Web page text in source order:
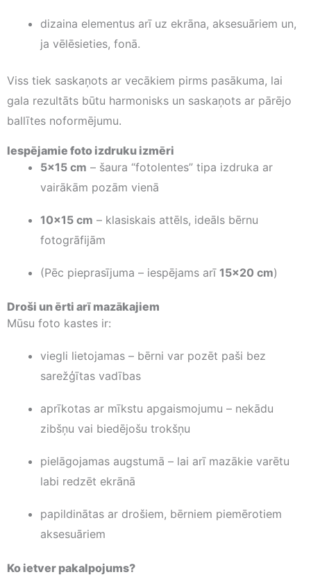
dizaina elementus arī uz ekrāna, aksesuāriem un,
ja vēlēsieties, fonā.
Viss tiek saskaņots ar vecākiem pirms pasākuma, lai
gala rezultāts būtu harmonisks un saskaņots ar pārējo
ballītes noformējumu.
Iespējamie foto izdruku izmēri
5×15 cm – šaura “fotolentes” tipa izdruka ar
vairākām pozām vienā
10×15 cm – klasiskais attēls, ideāls bērnu
fotogrāfijām
(Pēc pieprasījuma – iespējams arī 15×20 cm)
Droši un ērti arī mazākajiem
Mūsu foto kastes ir:
viegli lietojamas – bērni var pozēt paši bez
sarežģītas vadības
aprīkotas ar mīkstu apgaismojumu – nekādu
zibšņu vai biedējošu trokšņu
pielāgojamas augstumā – lai arī mazākie varētu
labi redzēt ekrānā
papildinātas ar drošiem, bērniem piemērotiem
aksesuāriem
Ko ietver pakalpojums?